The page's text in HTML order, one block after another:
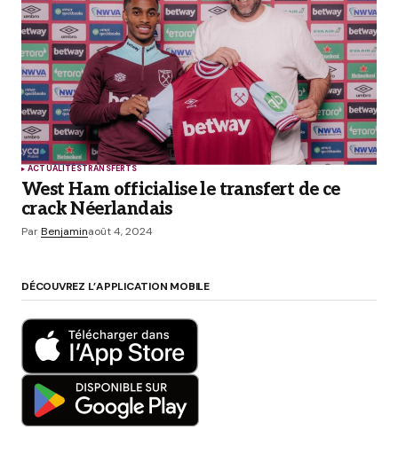
ACTUALITÉSTRANSFERTS
West Ham officialise le transfert de ce
crack Néerlandais
ParBenjaminaoût 4, 2024
DÉCOUVREZ L’APPLICATION MOBILE